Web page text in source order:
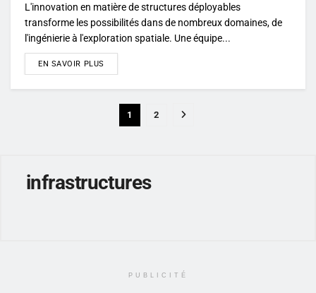
L'innovation en matière de structures déployables
transforme les possibilités dans de nombreux domaines, de
l'ingénierie à l'exploration spatiale. Une équipe...
EN SAVOIR PLUS
1 2
infrastructures
PUBLICITÉ